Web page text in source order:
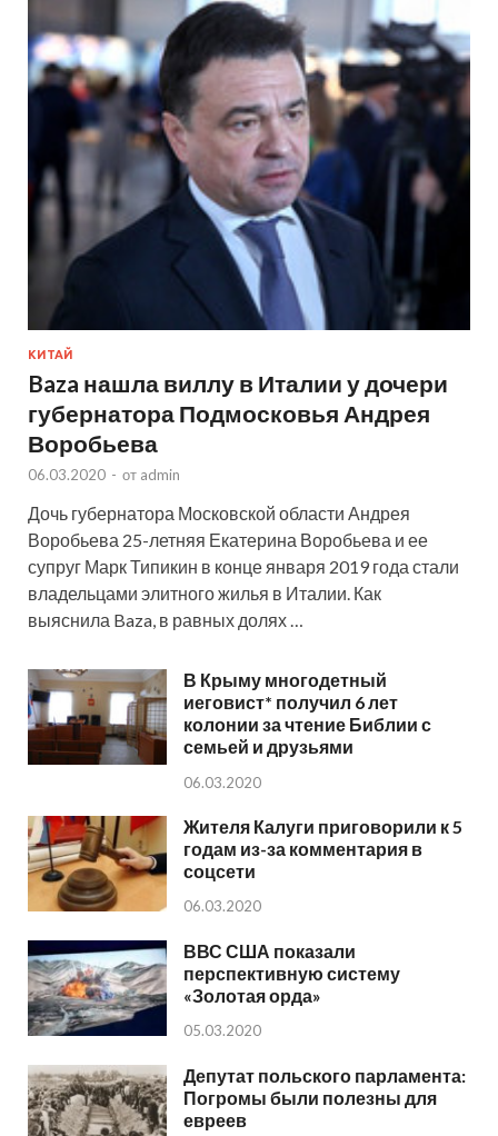
КИТАЙ
Baza нашла виллу в Италии у дочери
губернатора Подмосковья Андрея
Воробьева
06.03.2020 - от admin
Дочь губернатора Московской области Андрея
Воробьева 25-летняя Екатерина Воробьева и ее
супруг Марк Типикин в конце января 2019 года стали
владельцами элитного жилья в Италии. Как
выяснила Baza, в равных долях …
В Крыму многодетный
иеговист* получил 6 лет
колонии за чтение Библии с
семьей и друзьями
06.03.2020
Жителя Калуги приговорили к 5
годам из-за комментария в
соцсети
06.03.2020
ВВС США показали
перспективную систему
«Золотая орда»
05.03.2020
Депутат польского парламента:
Погромы были полезны для
евреев